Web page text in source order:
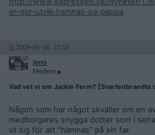
er-gor-utvik-hamnas-pa-pappa
2009-06-16, 21:03
jerro
Medlem
Vad vet vi om Jackie Ferm? [Svartenbrandts
Någon som har något skvaller om en
medborgares snygga dotter som i
ut sig för att "hämnas" på sin far.